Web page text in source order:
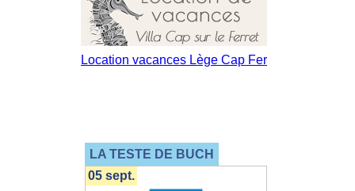
LA TESTE DE BUCH
05 sept.